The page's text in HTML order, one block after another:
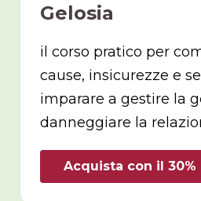
Gelosia
il corso pratico per
cause, insicurezze e
imparare a gestire la
danneggiare la
Acquista con il